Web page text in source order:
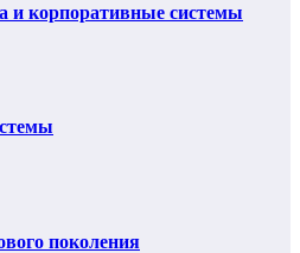
и корпоративные системы
поколения